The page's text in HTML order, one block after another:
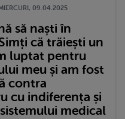
09.04.2025
să naști în
că trăiești un
luptat pentru
meu și am fost
contra
cu indiferența și
medical